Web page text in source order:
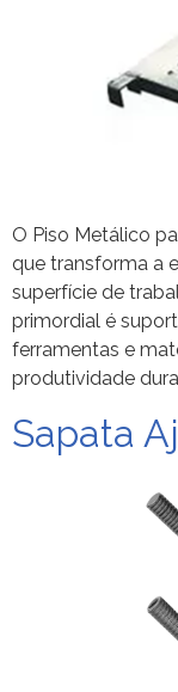
O Piso Metálico
que transforma a
superfície de
primordial é
ferramentas e
produtividade
Sapata